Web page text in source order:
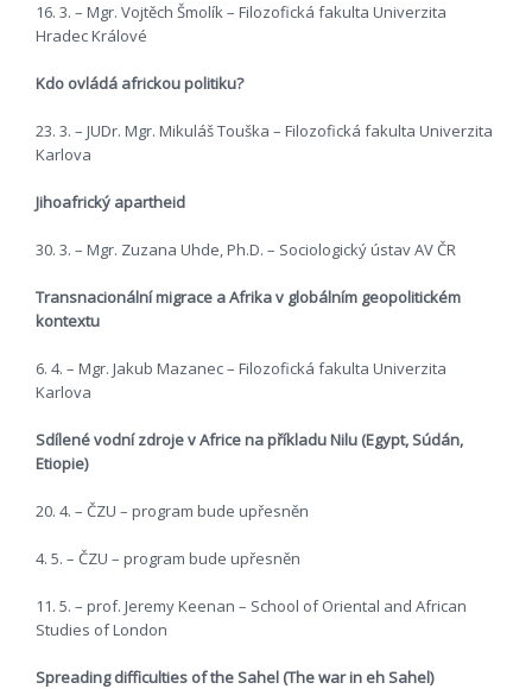
16. 3. – Mgr. Vojtěch Šmolík – Filozofická fakulta Univerzita
Hradec Králové
Kdo ovládá africkou politiku?
23. 3. – JUDr. Mgr. Mikuláš Touška – Filozofická fakulta Univerzita
Karlova
Jihoafrický apartheid
30. 3. – Mgr. Zuzana Uhde, Ph.D. – Sociologický ústav AV ČR
Transnacionální migrace a Afrika v globálním geopolitickém
kontextu
6. 4. – Mgr. Jakub Mazanec – Filozofická fakulta Univerzita
Karlova
Sdílené vodní zdroje v Africe na příkladu Nilu (Egypt, Súdán,
Etiopie)
20. 4. – ČZU – program bude upřesněn
4. 5. – ČZU – program bude upřesněn
11. 5. – prof. Jeremy Keenan – School of Oriental and African
Studies of London
Spreading difficulties of the Sahel (The war in eh Sahel)